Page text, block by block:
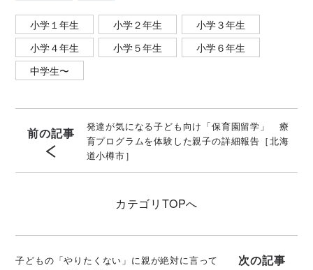
小学１年生 小学２年生
小学３年生
小学４年生
小学５年生
小学６年生
中学生〜
前の記事
発達が気になる子ども向け「保育園留学」 療
育プログラムを体験した親子の詳細報告［北海
道小樽市］
カテゴリ TOPへ
子どもの「やりたくない」に親が絶対に言って
次の記事